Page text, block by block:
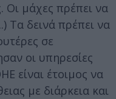
μάχες πρέπει να
Τα δεινά πρέπει να
σε
οι υπηρεσίες
είναι έτοιμος να
με διάρκεια και